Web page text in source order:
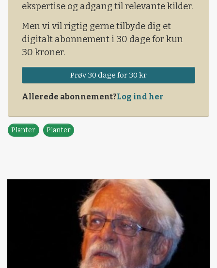
ekspertise og adgang til relevante kilder.
Men vi vil rigtig gerne tilbyde dig et
digitalt abonnement i 30 dage for kun
30 kroner.
Prøv 30 dage for 30 kr
Allerede abonnement?Log ind her
Planter Planter